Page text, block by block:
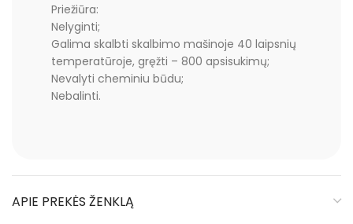
Priežiūra:
Nelyginti;
Galima skalbti skalbimo mašinoje 40 laipsnių
temperatūroje, gręžti – 800 apsisukimų;
Nevalyti cheminiu būdu;
Nebalinti.
APIE PREKĖS ŽENKLĄ